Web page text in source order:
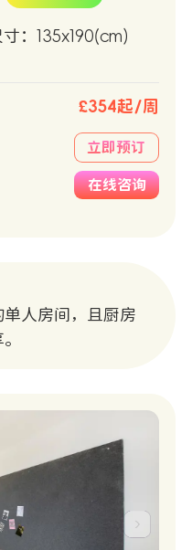
：135x190(cm)
£354起/周
立即预订
在线咨询
人房间，且厨房